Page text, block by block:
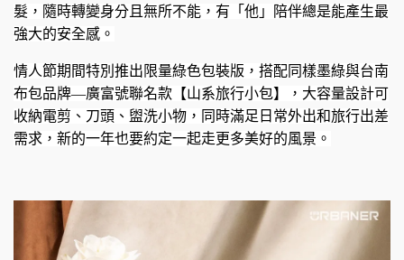
髮，隨時轉變身分且無所不能，有「他」陪伴總是能產生最
強大的安全感。
情人節期間特別推出限量綠色包裝版，搭配同樣墨綠與台南
布包品牌—廣富號聯名款【山系旅行小包】，大容量設計可
收納電剪、刀頭、盥洗小物，同時滿足日常外出和旅行出差
需求，新的一年也要約定一起走更多美好的風景。